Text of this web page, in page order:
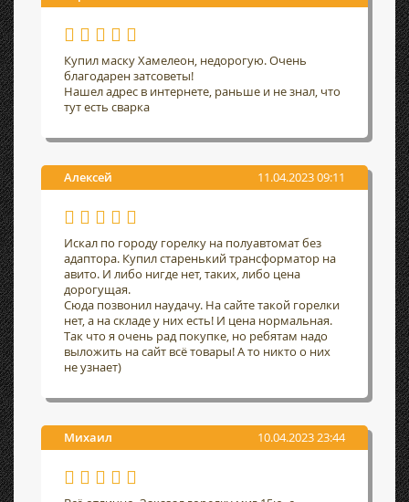
Купил маску Хамелеон, недорогую. Очень
благодарен затсоветы!
Нашел адрес в интернете, раньше и не знал, что
тут есть сварка
Алексей 11.04.2023 09:11
Искал по городу горелку на полуавтомат без
адаптора. Купил старенький трансформатор на
авито. И либо нигде нет, таких, либо цена
дорогущая.
Сюда позвонил наудачу. На сайте такой горелки
нет, а на складе у них есть! И цена нормальная.
Так что я очень рад покупке, но ребятам надо
выложить на сайт всё товары! А то никто о них
не узнает)
Михаил 10.04.2023 23:44